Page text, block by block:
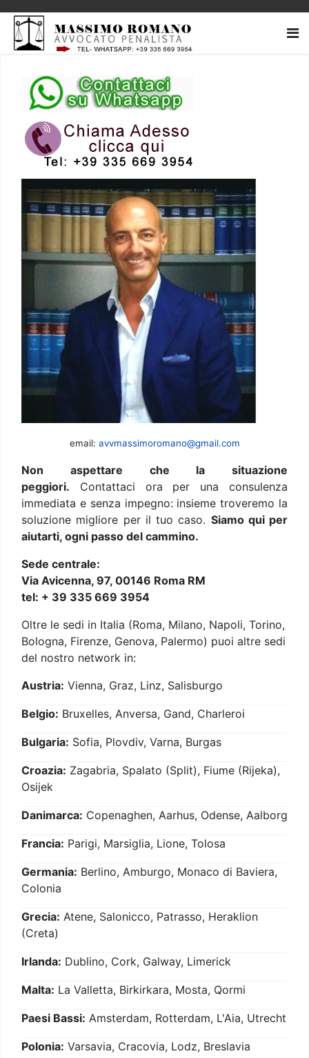
email: avvmassimoromano@gmail.com
Non aspettare che la situazione
peggiori. Contattaci ora per una consulenza
immediata e senza impegno: insieme troveremo la
soluzione migliore per il tuo caso. Siamo qui per
aiutarti, ogni passo del cammino.
Sede centrale:
Via Avicenna, 97, 00146 Roma RM
tel: + 39 335 669 3954
Oltre le sedi in Italia (Roma, Milano, Napoli, Torino,
Bologna, Firenze, Genova, Palermo) puoi altre sedi
del nostro network in:
Austria: Vienna, Graz, Linz, Salisburgo
Belgio: Bruxelles, Anversa, Gand, Charleroi
Bulgaria: Sofia, Plovdiv, Varna, Burgas
Croazia: Zagabria, Spalato (Split), Fiume (Rijeka),
Osijek
Danimarca: Copenaghen, Aarhus, Odense, Aalborg
Francia: Parigi, Marsiglia, Lione, Tolosa
Germania: Berlino, Amburgo, Monaco di Baviera,
Colonia
Grecia: Atene, Salonicco, Patrasso, Heraklion
(Creta)
Irlanda: Dublino, Cork, Galway, Limerick
Malta: La Valletta, Birkirkara, Mosta, Qormi
Paesi Bassi: Amsterdam, Rotterdam, L'Aia, Utrecht
Polonia: Varsavia, Cracovia, Lodz, Breslavia